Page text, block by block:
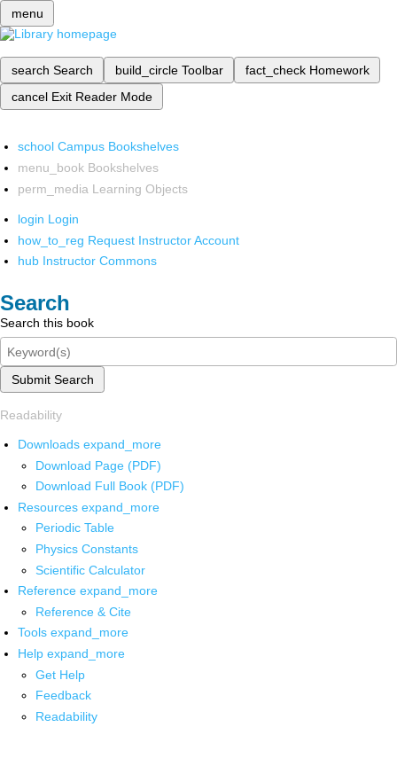
menu
search Search build_circle Toolbar fact_check Homework
cancel Exit Reader Mode
school Campus Bookshelves
menu_book Bookshelves
perm_media Learning Objects
login Login
how_to_reg Request Instructor Account
hub Instructor Commons
Search
Search this book
Submit Search
Readability
Downloads expand_more
Download Page (PDF)
Download Full Book (PDF)
Resources expand_more
Periodic Table
Physics Constants
Scientific Calculator
Reference expand_more
Reference & Cite
Tools expand_more
Help expand_more
Get Help
Feedback
Readability